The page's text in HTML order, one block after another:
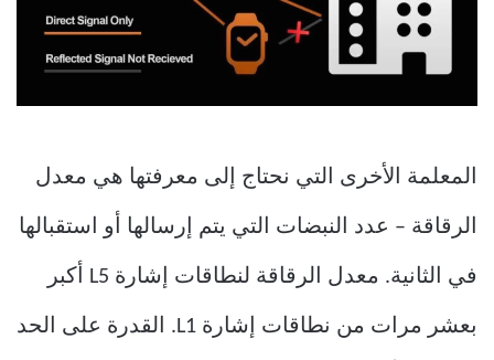
المعلمة الأخرى التي نحتاج إلى معرفتها هي معدل
الرقاقة – عدد النبضات التي يتم إرسالها أو استقبالها
في الثانية. معدل الرقاقة لنطاقات إشارة L5 أكبر
بعشر مرات من نطاقات إشارة L1. القدرة على الحد